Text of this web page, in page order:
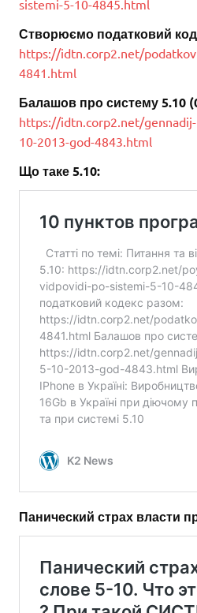
sistemi-5-10-4845.html
Створюємо податковий
https://idtn.corp2.net/
4841.html
Балашов про систему 5.10
https://idtn.corp2.net/
10-2013-god-4843.html
Що таке 5.10:
Панический страх власти